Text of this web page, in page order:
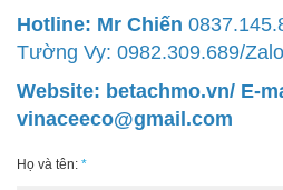
Hotline: Mr Chiến
Tường Vy: 0982.309.689/
Website: betachmo.vn/ E-
vinaceeco@gmail.com
Họ và tên: *